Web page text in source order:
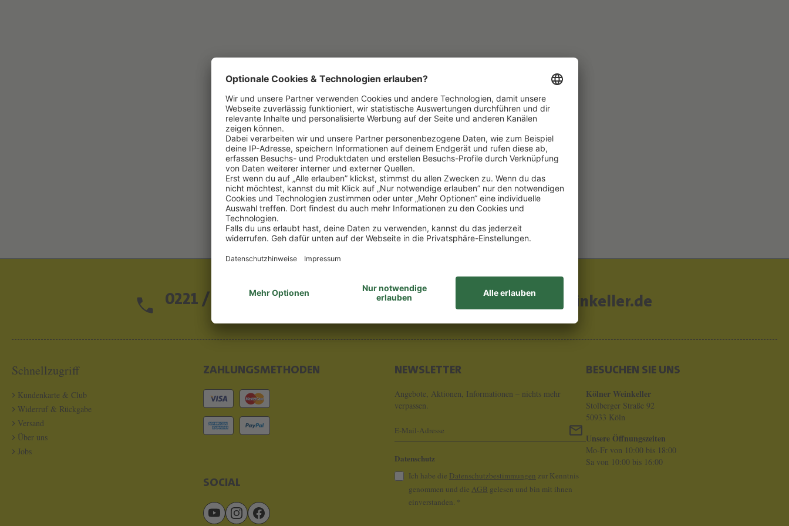
0221 / 13 97 28 - 0 info@koelner-weinkeller.de
Schnellzugriff
Kundenkarte & Club
Widerruf & Rückgabe
Versand
Über uns
Jobs
ZAHLUNGSMETHODEN
SOCIAL
NEWSLETTER
Angebote, Aktionen, Informationen – nichts mehr
verpassen.
Datenschutz
Ich habe die Datenschutzbestimmungen zur Kenntnis
genommen und die AGB gelesen und bin mit ihnen
einverstanden. *
BESUCHEN SIE UNS
Kölner Weinkeller
Stolberger Straße 92
50933 Köln
Unsere Öffnungszeiten
Mo-Fr von 10:00 bis 18:00
Sa von 10:00 bis 16:00